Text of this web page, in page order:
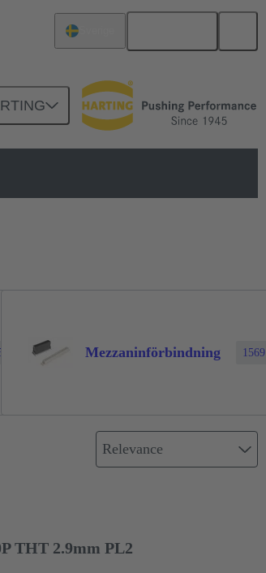
Mezzaninförbindning 1569
Relevance
THT 2.9mm PL2